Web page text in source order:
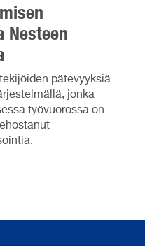
Nesteen
pätevyyksiä
jonka
työvuorossa on